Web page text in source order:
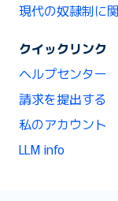
現代の奴隷制に
クイックリンク
ヘルプセンター
請求を提出する
私のアカウント
LLM info